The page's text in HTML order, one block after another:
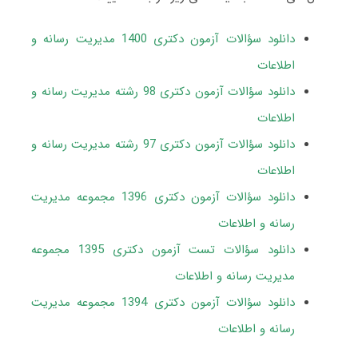
دانلود سؤالات آزمون دکتری 1400 مدیریت رسانه و
اطلاعات
دانلود سؤالات آزمون دکتری 98 رشته مدیریت رسانه و
اطلاعات
دانلود سؤالات آزمون دکتری 97 رشته مدیریت رسانه و
اطلاعات
دانلود سؤالات آزمون دکتری 1396 مجموعه مدیریت
رسانه و اطلاعات
دانلود سؤالات تست آزمون دکتری 1395 مجموعه
مدیریت رسانه و اطلاعات
دانلود سؤالات آزمون دکتری 1394 مجموعه مدیریت
رسانه و اطلاعات